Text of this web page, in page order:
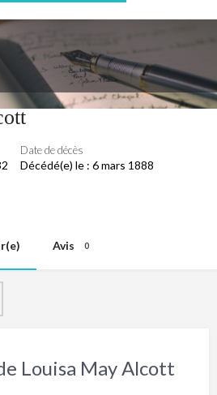
Date de décès
Décédé(e) le : 6 mars 1888
Avis 0
Louisa May Alcott